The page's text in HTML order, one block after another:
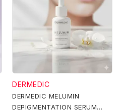
DERMEDIC
DERMEDIC MELUMIN
DEPIGMENTATION SERUM